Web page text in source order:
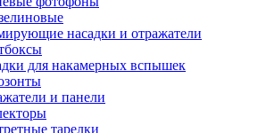
насадки и отражатели
для накамерных вспышек
и панели
тарелки